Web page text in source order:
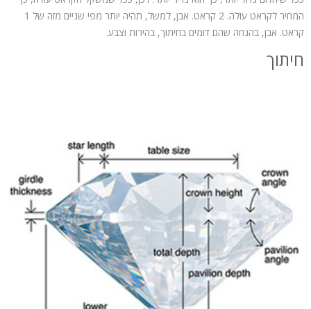
המחיר לקראט עולה. 2 קראט. אבן, למשל, תהיה יותר מפי שניים מזה של 1
קראט. אבן, בהנחה שהם דומים בחיתוך, בהירות וצבע.
חיתוך